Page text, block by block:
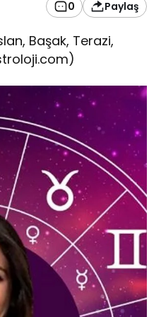
0 Paylaş
Başak, Terazi,
)